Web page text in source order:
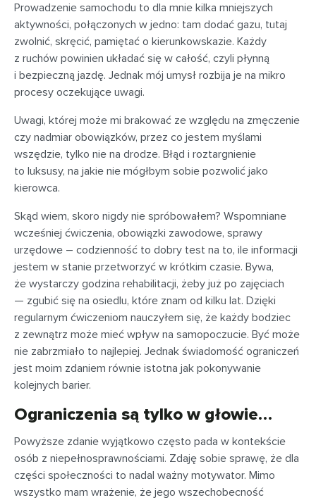
Prowadzenie samochodu to dla mnie kilka mniejszych
aktywności, połączonych w jedno: tam dodać gazu, tutaj
zwolnić, skręcić, pamiętać o kierunkowskazie. Każdy
z ruchów powinien układać się w całość, czyli płynną
i bezpieczną jazdę. Jednak mój umysł rozbija je na mikro
procesy oczekujące uwagi.
Uwagi, której może mi brakować ze względu na zmęczenie
czy nadmiar obowiązków, przez co jestem myślami
wszędzie, tylko nie na drodze. Błąd i roztargnienie
to luksusy, na jakie nie mógłbym sobie pozwolić jako
kierowca.
Skąd wiem, skoro nigdy nie spróbowałem? Wspomniane
wcześniej ćwiczenia, obowiązki zawodowe, sprawy
urzędowe – codzienność to dobry test na to, ile informacji
jestem w stanie przetworzyć w krótkim czasie. Bywa,
że wystarczy godzina rehabilitacji, żeby już po zajęciach
— zgubić się na osiedlu, które znam od kilku lat. Dzięki
regularnym ćwiczeniom nauczyłem się, że każdy bodziec
z zewnątrz może mieć wpływ na samopoczucie. Być może
nie zabrzmiało to najlepiej. Jednak świadomość ograniczeń
jest moim zdaniem równie istotna jak pokonywanie
kolejnych barier.
Ograniczenia są tylko w głowie…
Powyższe zdanie wyjątkowo często pada w kontekście
osób z niepełnosprawnościami. Zdaję sobie sprawę, że dla
części społeczności to nadal ważny motywator. Mimo
wszystko mam wrażenie, że jego wszechobecność